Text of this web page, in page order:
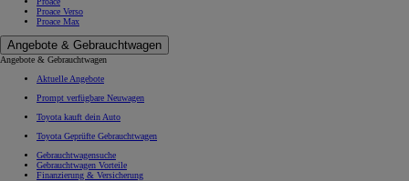
Proace Verso
Proace Max
Angebote & Gebrauchtwagen
Angebote & Gebrauchtwagen
Aktuelle Angebote
Prompt verfügbare Neuwagen
Toyota kauft dein Auto
Toyota Geprüfte Gebrauchtwagen
Gebrauchtwagensuche
Gebrauchtwagen Vorteile
Finanzierung & Versicherung